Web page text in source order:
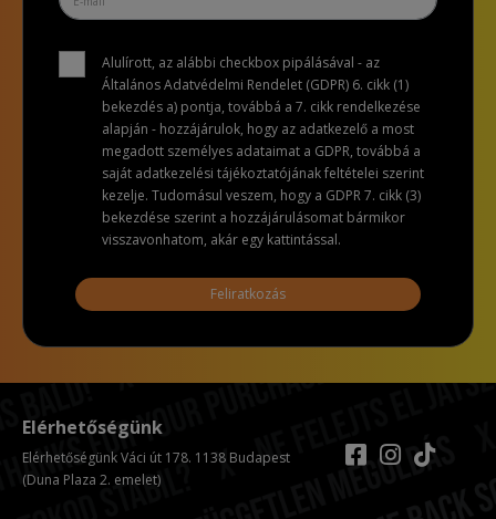
Alulírott, az alábbi checkbox pipálásával - az
Általános Adatvédelmi Rendelet (GDPR) 6. cikk (1)
bekezdés a) pontja, továbbá a 7. cikk rendelkezése
alapján - hozzájárulok, hogy az adatkezelő a most
megadott személyes adataimat a GDPR, továbbá a
saját adatkezelési tájékoztatójának feltételei szerint
kezelje. Tudomásul veszem, hogy a GDPR 7. cikk (3)
bekezdése szerint a hozzájárulásomat bármikor
visszavonhatom, akár egy kattintással.
Feliratkozás
Elérhetőségünk
Elérhetőségünk Váci út 178. 1138 Budapest
(Duna Plaza 2. emelet)